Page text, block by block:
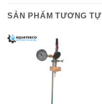
SẢN PHẨM TƯƠNG TỰ